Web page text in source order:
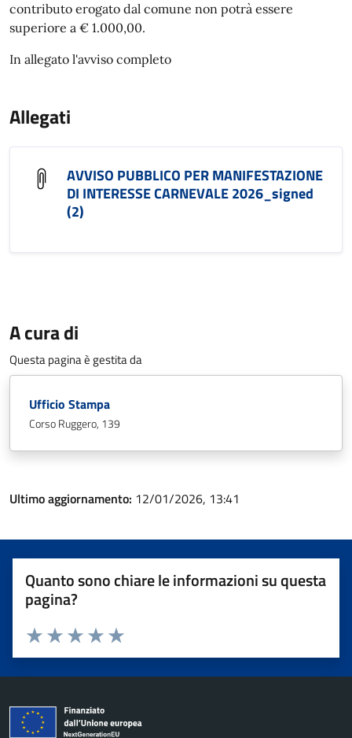
contributo erogato dal comune non potrà essere
superiore a € 1.000,00.
In allegato l'avviso completo
Allegati
AVVISO PUBBLICO PER MANIFESTAZIONE
DI INTERESSE CARNEVALE 2026_signed
(2)
A cura di
Questa pagina è gestita da
Ufficio Stampa
Corso Ruggero, 139
Ultimo aggiornamento: 12/01/2026, 13:41
Quanto sono chiare le informazioni su questa
pagina?
Valuta 5 stelle su 5
Valuta 4 stelle su 5
Valuta 3 stelle su 5
Valuta 2 stelle su 5
Valuta 1 stelle su 5